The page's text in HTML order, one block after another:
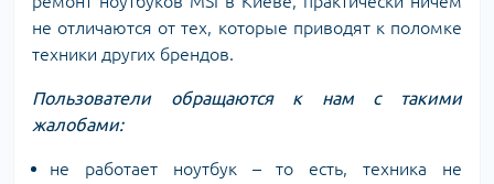
не отличаются от тех, которые приводят к поломке
техники других брендов.
Пользователи обращаются к нам с такими
жалобами:
не работает ноутбук – то есть, техника не